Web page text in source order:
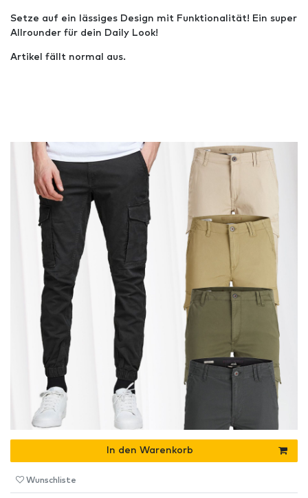
Setze auf ein lässiges Design mit Funktionalität! Ein super
Allrounder für dein Daily Look!
Artikel fällt normal aus.
In den Warenkorb
Wunschliste